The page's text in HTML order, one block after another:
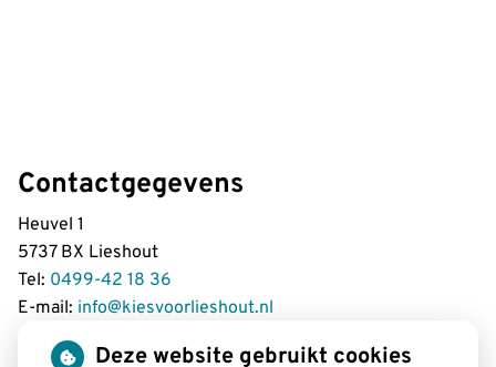
Contactgegevens
Heuvel 1
5737 BX Lieshout
Tel: 0499-42 18 36
E-mail: info@kiesvoorlieshout.nl
Deze website gebruikt cookies